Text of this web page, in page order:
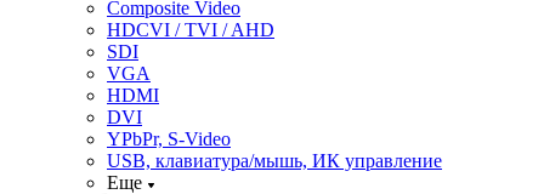
Composite Video
HDCVI / TVI / AHD
SDI
VGA
HDMI
DVI
YPbPr, S-Video
USB, клавиатура/мышь, ИК управление
Еще